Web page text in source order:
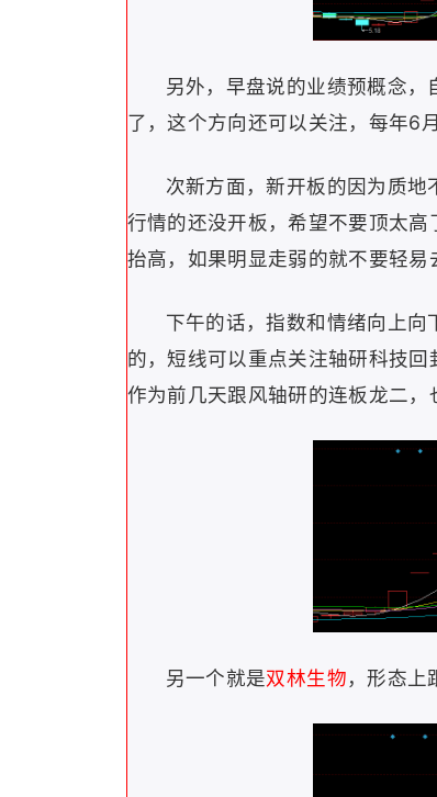
另外，早盘说的业绩预概念
了，这个方向还可以关注，每年6
次新方面，新开板的因为质
行情的还没开板，希望不要顶太
抬高，如果明显走弱的就不要轻易
下午的话，指数和情绪向上
的，短线可以重点关注轴研科技回
作为前几天跟风轴研的连板龙二，
另一个就是双林生物，形态上